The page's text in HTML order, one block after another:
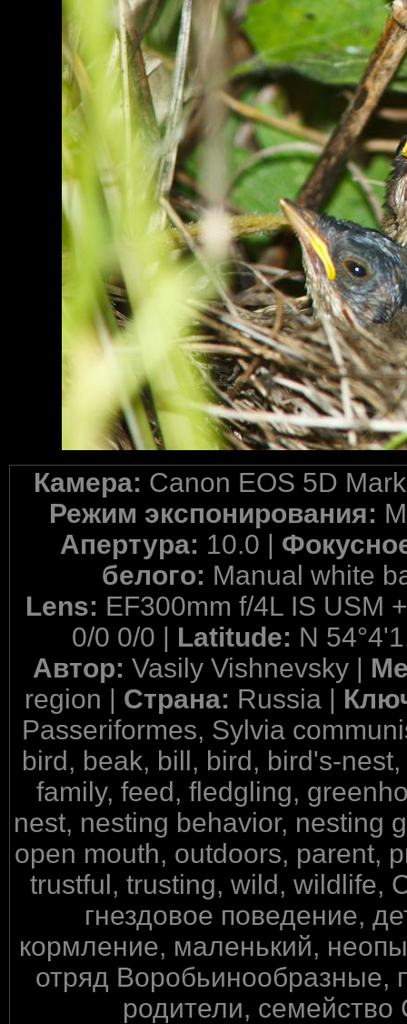
Камера: Canon EOS 5D
Режим экспонирования:
Апертура: 10.0 |
белого: Manual white
Lens: EF300mm f/4L IS USM
0/0 0/0 | Latitude: N
Автор:Vasily Vishnevsky |
region | Страна: Russia |
Passeriformes, Sylvia
bird, beak, bill, bird, bird's-
family, feed, fledgling,
nest, nesting behavior, nesting
open mouth, outdoors, parent,
trustful, trusting, wild, wildlife,
гнездовое поведение,
кормление, маленький,
отряд Воробьинообразные,
родители,